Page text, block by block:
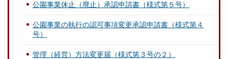
公園事業休止（廃止）承認申請書（様式第５号）
公園事業の執行の認可事項変更承認申請書（様式第４
号）
管理（経営）方法変更届（様式第３号の２）